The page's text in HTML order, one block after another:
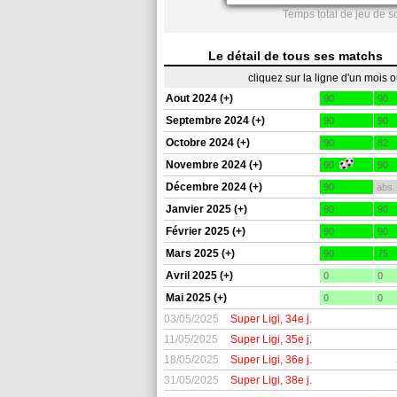
Temps total de jeu de
Le détail de tous ses matchs
cliquez sur la ligne d'un mois
Aout 2024 (+)
90 90
Septembre 2024 (+) 90 90
Octobre 2024 (+) 90 82
Novembre 2024 (+) 90 90
Décembre 2024 (+) 90 abs.
Janvier 2025 (+) 90 90
Février 2025 (+) 90 90
Mars 2025 (+) 90 75
Avril 2025 (+) 0 0
Mai 2025 (+) 0 0
03/05/2025 Super Ligi, 34e j.
11/05/2025
Super Ligi, 35e j.
18/05/2025
Super Ligi, 36e j.
31/05/2025
Super Ligi, 38e j.